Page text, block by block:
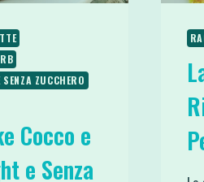
ZUCCHERO
Cocco e
e Senza